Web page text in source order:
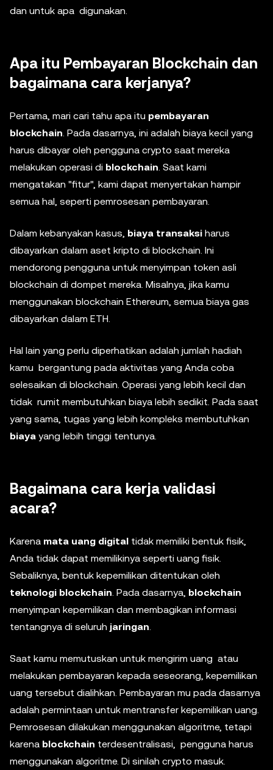
dan untuk apa digunakan.
Apa itu Pembayaran Blockchain dan
bagaimana cara kerjanya?
Pertama, mari cari tahu apa itu pembayaran
blockchain. Pada dasarnya, ini adalah biaya kecil yang
harus dibayar oleh pengguna crypto saat mereka
melakukan operasi di blockchain. Saat kami
mengatakan "fitur", kami dapat menyertakan hampir
semua hal, seperti pemrosesan pembayaran.
Dalam kebanyakan kasus, biaya transaksi harus
dibayarkan dalam aset kripto di blockchain. Ini
mendorong pengguna untuk menyimpan token asli
blockchain di dompet mereka. Misalnya, jika kamu
menggunakan blockchain Ethereum, semua biaya gas
dibayarkan dalam ETH.
Hal lain yang perlu diperhatikan adalah jumlah hadiah
kamu bergantung pada aktivitas yang Anda coba
selesaikan di blockchain. Operasi yang lebih kecil dan
tidak rumit membutuhkan biaya lebih sedikit. Pada saat
yang sama, tugas yang lebih kompleks membutuhkan
biaya yang lebih tinggi tentunya.
Bagaimana cara kerja validasi
acara?
Karena mata uang digital tidak memiliki bentuk fisik,
Anda tidak dapat memilikinya seperti uang fisik.
Sebaliknya, bentuk kepemilikan ditentukan oleh
teknologi blockchain. Pada dasarnya, blockchain
menyimpan kepemilikan dan membagikan informasi
tentangnya di seluruh jaringan.
Saat kamu memutuskan untuk mengirim uang atau
melakukan pembayaran kepada seseorang, kepemilikan
uang tersebut dialihkan. Pembayaran mu pada dasarnya
adalah permintaan untuk mentransfer kepemilikan uang.
Pemrosesan dilakukan menggunakan algoritme, tetapi
karena blockchain terdesentralisasi, pengguna harus
menggunakan algoritme. Di sinilah crypto masuk.